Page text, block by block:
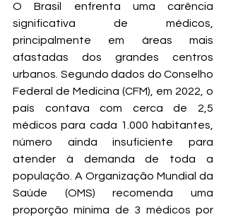
O Brasil enfrenta uma carência
significativa de médicos,
principalmente em áreas mais
afastadas dos grandes centros
urbanos. Segundo dados do Conselho
Federal de Medicina (CFM), em 2022, o
país contava com cerca de 2,5
médicos para cada 1.000 habitantes,
número ainda insuficiente para
atender à demanda de toda a
população. A Organização Mundial da
Saúde (OMS) recomenda uma
proporção mínima de 3 médicos por